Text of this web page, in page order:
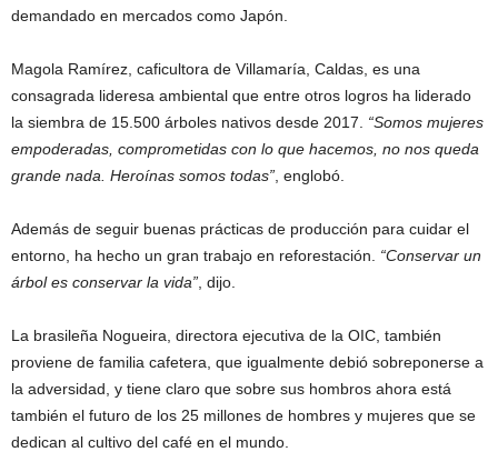
demandado en mercados como Japón.
Magola Ramírez, caficultora de Villamaría, Caldas, es una
consagrada lideresa ambiental que entre otros logros ha liderado
la siembra de 15.500 árboles nativos desde 2017. “Somos mujeres
empoderadas, comprometidas con lo que hacemos, no nos queda
grande nada. Heroínas somos todas”, englobó.
Además de seguir buenas prácticas de producción para cuidar el
entorno, ha hecho un gran trabajo en reforestación. “Conservar un
árbol es conservar la vida”, dijo.
La brasileña Nogueira, directora ejecutiva de la OIC, también
proviene de familia cafetera, que igualmente debió sobreponerse a
la adversidad, y tiene claro que sobre sus hombros ahora está
también el futuro de los 25 millones de hombres y mujeres que se
dedican al cultivo del café en el mundo.